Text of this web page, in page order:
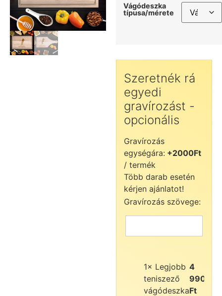
Vágódeszka
típusa/mérete
Szeretnék rá
egyedi
gravírozást -
opcionális
Gravírozás
egységára: +2000Ft
/ termék
Több darab esetén
kérjen ajánlatot!
Gravírozás szövege:
1× Legjobb
teniszező
vágódeszka
4
990
Ft